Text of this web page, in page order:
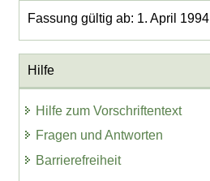
Fassung gültig ab: 1. April 1994
Hilfe
Hilfe zum Vorschriftentext
Fragen und Antworten
Barrierefreiheit